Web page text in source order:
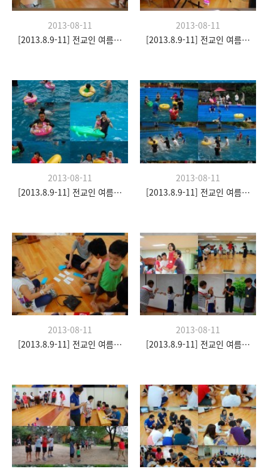
2013-08-11
[2013.8.9-11] 전교인 여름수련회- "이쉼 전쉼"
2013-08-11
[2013.8.9-11] 전교인 여름수련회- "이쉼 전쉼"
2013-08-11
[2013.8.9-11] 전교인 여름수련회- "이쉼 전쉼"
2013-08-11
[2013.8.9-11] 전교인 여름수련회- "이쉼 전쉼"
2013-08-11
[2013.8.9-11] 전교인 여름수련회- "이쉼 전쉼"
2013-08-11
[2013.8.9-11] 전교인 여름수련회- "이쉼 전쉼"